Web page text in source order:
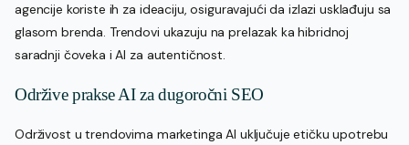
agencije koriste ih za ideaciju, osiguravajući da izlazi usklađuju sa
glasom brenda. Trendovi ukazuju na prelazak ka hibridnoj
saradnji čoveka i AI za autentičnost.
Održive prakse AI za dugoročni SEO
Održivost u trendovima marketinga AI uključuje etičku upotrebu